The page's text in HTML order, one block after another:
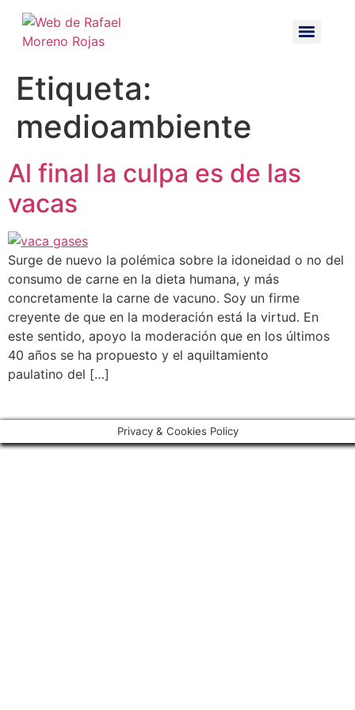
Etiqueta:
medioambiente
Al final la culpa es de las
vacas
Surge de nuevo la polémica sobre la idoneidad o no del
consumo de carne en la dieta humana, y más
concretamente la carne de vacuno. Soy un firme
creyente de que en la moderación está la virtud. En
este sentido, apoyo la moderación que en los últimos
40 años se ha propuesto y el aquiltamiento
paulatino del […]
Privacy & Cookies Policy